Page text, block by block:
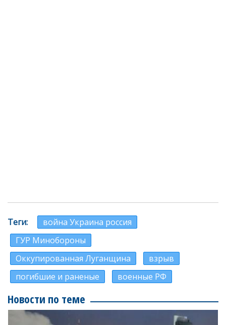
Теги
война Украина россия
ГУР Минобороны
Оккупированная Луганщина
взрыв
погибшие и раненые
военные РФ
Новости по теме